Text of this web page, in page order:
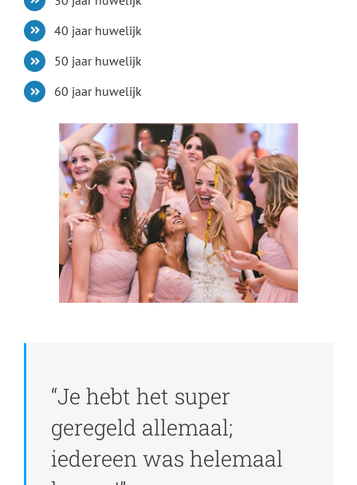
40 jaar huwelijk
50 jaar huwelijk
60 jaar huwelijk
“Je hebt het super
geregeld allemaal;
iedereen was helemaal